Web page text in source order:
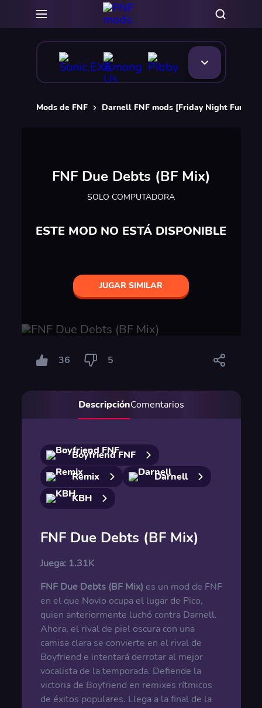
Mods de FNF Darnell FNF mods [Friday Night Funkin]
FNF Due Debts (BF Mix)
SOLO COMPUTADORA
ESTE MOD NO ESTÁ DISPONIBLE
JUGAR SIMILAR
36 5
DescripciónComentarios
Boyfriend FNF
Remix
Darnell
KBH
FNF Due Debts (BF Mix)
Juega: 1.31K
FNF Due Debts (BF Mix) es un mod de FNF
en el que Novio ocupa el lugar de Pico,
quien anteriormente luchó contra Darnell.
Ahora, el rival de piel oscura con una
camisa clara se convierte en el rival de
Boyfriend e intentará derrotar al mejor
vocalista de la temporada. Defiende la
victoria de Boyfriend en remixes rítmicos
de éxitos populares. Llega a la final de la